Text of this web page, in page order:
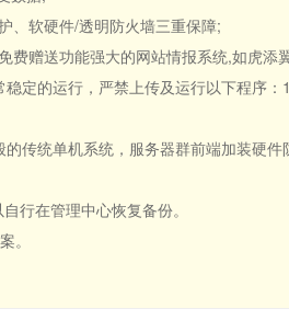
、软硬件/透明防火墙三重保障;
费赠送功能强大的网站情报系统,如虎添
定的运行，严禁上传及运行以下程序
传统单机系统，服务器群前端加装硬
行在管理中心恢复备份。
。